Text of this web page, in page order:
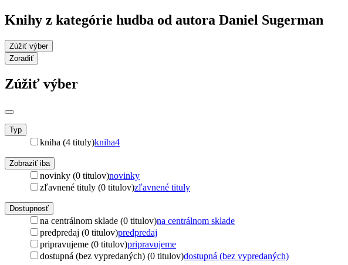
Knihy z kategórie hudba od autora Daniel Sugerman
Zúžiť výber
Zoradiť
Zúžiť výber
Typ
kniha (4 tituly)kniha4
Zobraziť iba
novinky (0 titulov)novinky
zľavnené tituly (0 titulov)zľavnené tituly
Dostupnosť
na centrálnom sklade (0 titulov)na centrálnom sklade
predpredaj (0 titulov)predpredaj
pripravujeme (0 titulov)pripravujeme
dostupná (bez vypredaných) (0 titulov)dostupná (bez vypredaných)